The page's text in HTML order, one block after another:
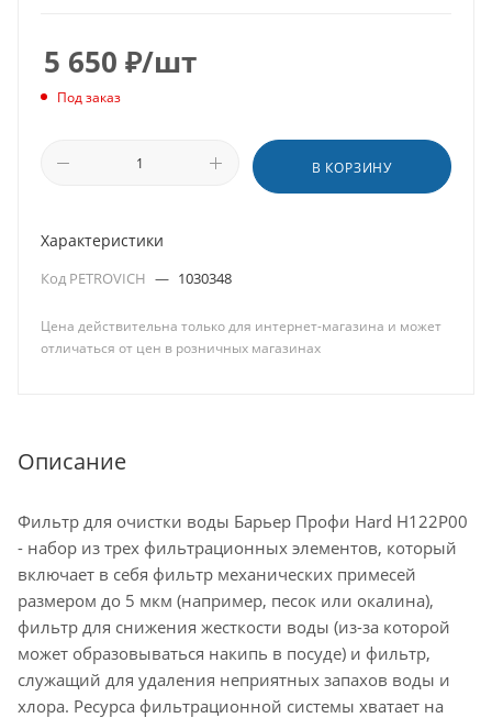
5 650 ₽/шт
Под заказ
В КОРЗИНУ
Характеристики
Код PETROVICH — 1030348
Цена действительна только для интернет-магазина и может
отличаться от цен в розничных магазинах
Описание
Фильтр для очистки воды Барьер Профи Hard Н122Р00
- набор из трех фильтрационных элементов, который
включает в себя фильтр механических примесей
размером до 5 мкм (например, песок или окалина),
фильтр для снижения жесткости воды (из-за которой
может образовываться накипь в посуде) и фильтр,
служащий для удаления неприятных запахов воды и
хлора. Ресурса фильтрационной системы хватает на